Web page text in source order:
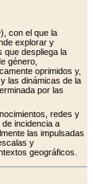
con el que la
explorar y
que despliega la
género,
oprimidos y,
las dinámicas de la
por las
redes y
incidencia a
las impulsadas
y
geográficos.